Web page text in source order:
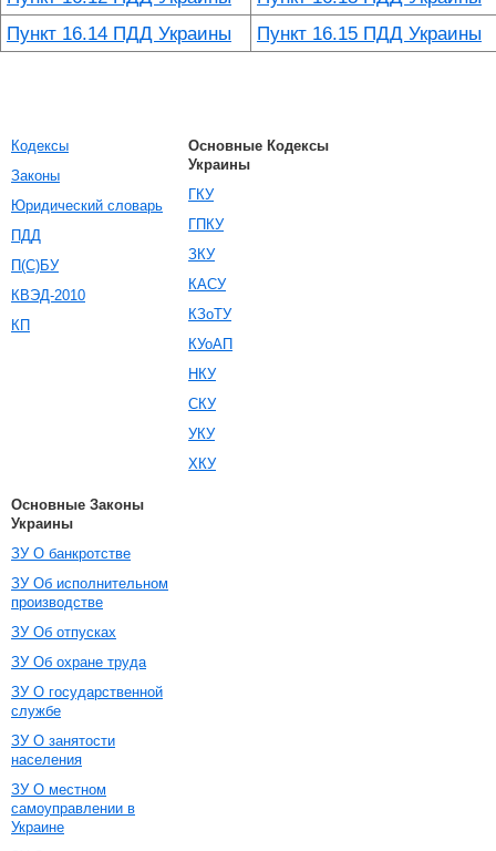
Пункт 16.14 ПДД Украины
Пункт 16.15 ПДД Украины
Кодексы
Законы
Юридический словарь
ПДД
П(С)БУ
КВЭД-2010
КП
Основные Кодексы
Украины
ГКУ
ГПКУ
ЗКУ
КАСУ
КЗоТУ
КУоАП
НКУ
СКУ
УКУ
ХКУ
Основные Законы
Украины
ЗУ О банкротстве
ЗУ Об исполнительном
производстве
ЗУ Об отпусках
ЗУ Об охране труда
ЗУ О государственной
службе
ЗУ О занятости
населения
ЗУ О местном
самоуправлении в
Украине